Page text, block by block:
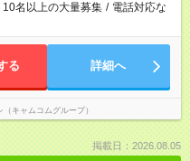
10名以上の大量募集 / 電話対応な
る 詳細へ
キャムコムグループ）
掲載日：2026.08.05